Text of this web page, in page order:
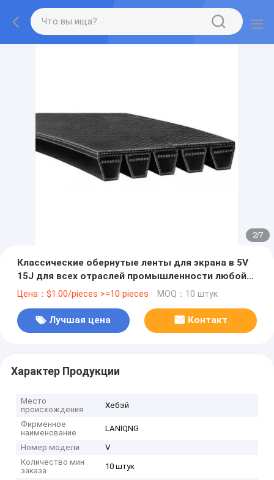
2/7
Классические обернутые ленты для экрана в 5V
15J для всех отраслей промышленности любой
цвет в порядке
Цена：$1.00/pieces >=10 pieces MOQ：10 штук
Лучшая цена Контакт
Характер Продукции
Место
происхождения
Хебэй
Фирменное
наименование
LANIQNG
Номер модели
V
Количество мин
заказа
10 штук